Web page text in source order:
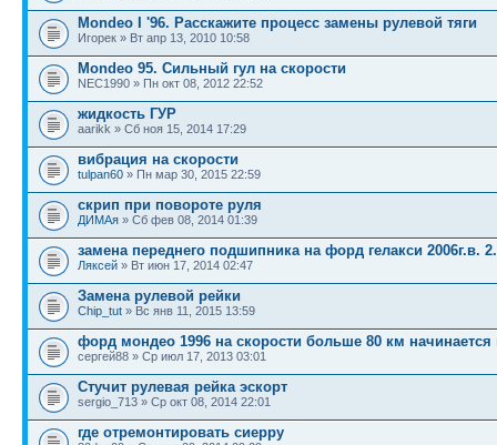
Mondeo I '96. Расскажите процесс замены рулевой тяги
Игорек » Вт апр 13, 2010 10:58
Mondeo 95. Сильный гул на скорости
NEC1990 » Пн окт 08, 2012 22:52
жидкость ГУР
aarikk » Сб ноя 15, 2014 17:29
вибрация на скорости
tulpan60 » Пн мар 30, 2015 22:59
скрип при повороте руля
ДИМАя » Сб фев 08, 2014 01:39
замена переднего подшипника на форд гелакси 2006г.в.
Ляксей » Вт июн 17, 2014 02:47
Замена рулевой рейки
Chip_tut » Вс янв 11, 2015 13:59
форд мондео 1996 на скорости больше 80 км начинается
сергей88 » Ср июл 17, 2013 03:01
Стучит рулевая рейка эскорт
sergio_713 » Ср окт 08, 2014 22:01
где отремонтировать сиерру